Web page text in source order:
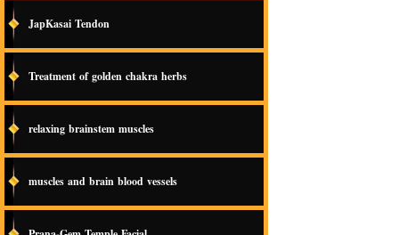
JapKasai Tendon
Treatment of golden chakra herbs
relaxing brainstem muscles
muscles and brain blood vessels